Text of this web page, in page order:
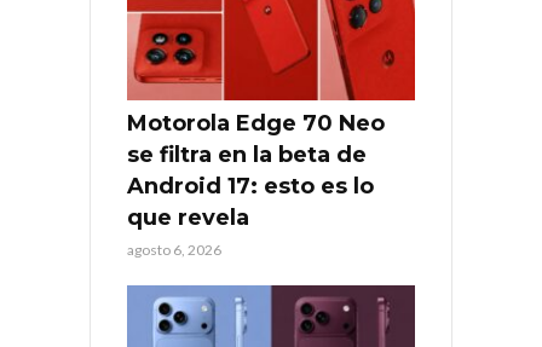
Motorola Edge 70 Neo
se filtra en la beta de
Android 17: esto es lo
que revela
agosto 6, 2026